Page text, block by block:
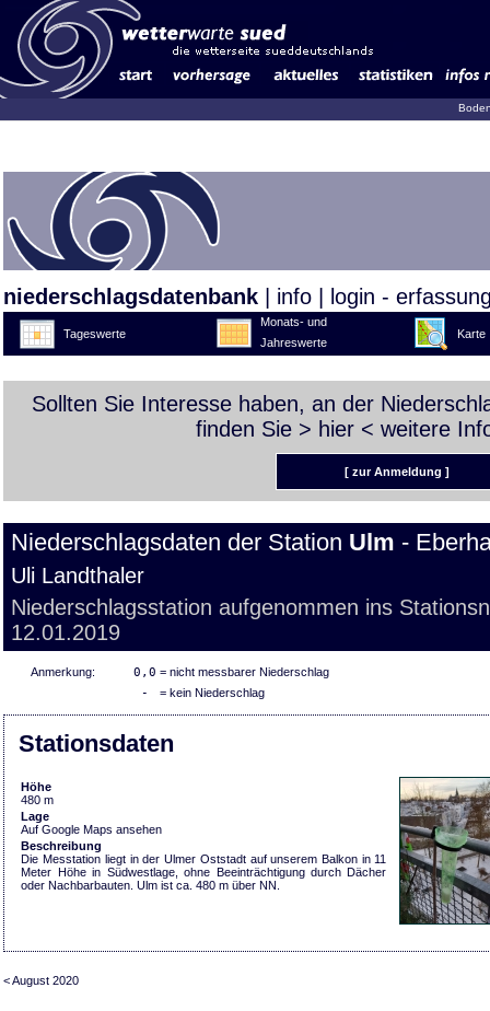
niederschlagsdatenbank info login -
Tageswerte
Monats- und
Jahreswerte
Karte
Sollten Sie Interesse haben, an der
finden Sie > hier < weitere
[ zur Anmeldung ]
Niederschlagsdaten der Station Ulm -
Uli Landthaler
Niederschlagsstation aufgenommen ins
12.01.2019
Anmerkung: 0,0 = nicht messbarer Niederschlag
- = kein Niederschlag
Stationsdaten
Höhe
480 m
Lage
Auf Google Maps ansehen
Beschreibung
Die Messtation liegt in der Ulmer Oststadt auf unserem Balkon in 11
Meter Höhe in Südwestlage, ohne Beeinträchtigung durch Dächer
oder Nachbarbauten. Ulm ist ca. 480 m über NN.
< August 2020